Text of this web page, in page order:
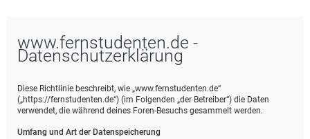
www.fernstudenten.de -
Datenschutzerklärung
Diese Richtlinie beschreibt, wie „www.fernstudenten.de“
(„https://fernstudenten.de“) (im Folgenden „der Betreiber“) die Daten
verwendet, die während deines Foren-Besuchs gesammelt werden.
Umfang und Art der Datenspeicherung